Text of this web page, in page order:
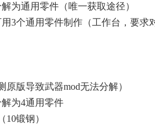
为通用零件（唯一获取途径）
3个通用零件制作（工作台，要求
版导致武器mod无法分解）
为4通用零件
锻钢）